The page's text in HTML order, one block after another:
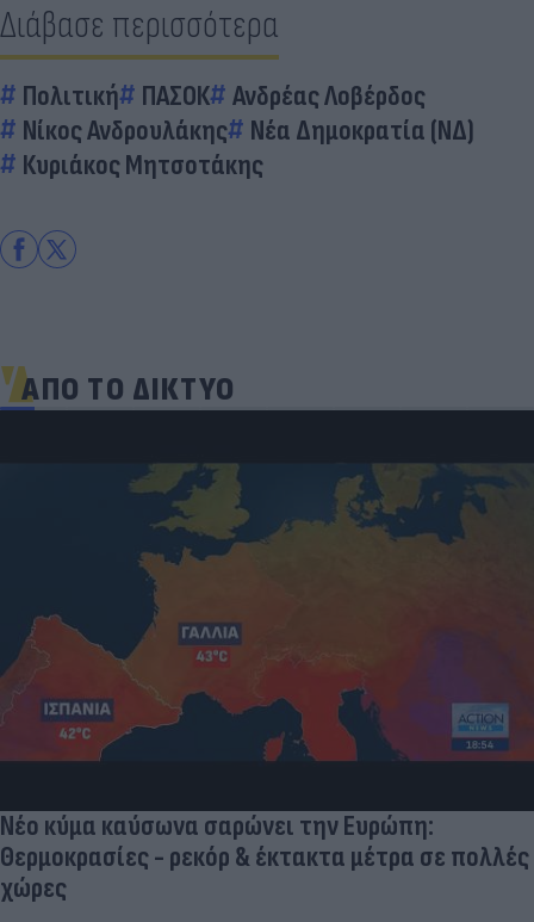
Διάβασε περισσότερα
Πολιτική ΠΑΣΟΚ
Ανδρέας Λοβέρδος
Νίκος Ανδρουλάκης
Νέα Δημοκρατία (ΝΔ)
Κυριάκος Μητσοτάκης
ΑΠΟ ΤΟ ΔΙΚΤΥΟ
Νέο κύμα καύσωνα σαρώνει την Ευρώπη:
Θερμοκρασίες - ρεκόρ & έκτακτα μέτρα σε πολλές
χώρες